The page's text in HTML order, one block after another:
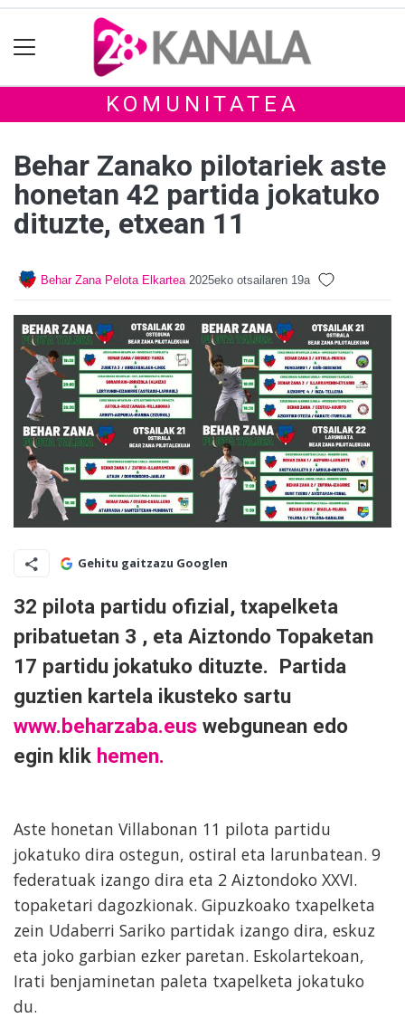
KOMUNITATEA
Behar Zanako pilotariek aste
honetan 42 partida jokatuko
dituzte, etxean 11
Behar Zana Pelota Elkartea 2025eko otsailaren 19a
Gehitu gaitzazu Googlen
32 pilota partidu ofizial, txapelketa
pribatuetan 3 , eta Aiztondo Topaketan
17 partidu jokatuko dituzte. Partida
guztien kartela ikusteko sartu
www.beharzaba.eus webgunean edo
egin klik hemen.
Aste honetan Villabonan 11 pilota partidu
jokatuko dira ostegun, ostiral eta larunbatean. 9
federatuak izango dira eta 2 Aiztondoko XXVI.
topaketari dagozkionak. Gipuzkoako txapelketa
zein Udaberri Sariko partidak izango dira, eskuz
eta joko garbian ezker paretan. Eskolartekoan,
Irati benjaminetan paleta txapelketa jokatuko
du.